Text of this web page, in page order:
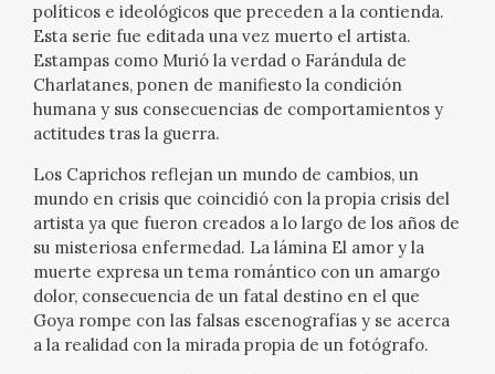
SALA DE PRENSA
BLOG CUADERNO ITALIANO
FRANCISCO DE GOYA
BIOGRAFÍA
EL VIAJE DE GOYA
políticos e ideológicos que preceden a la contienda.
Esta serie fue editada una vez muerto el artista.
Estampas como Murió la verdad o Farándula de
Charlatanes, ponen de manifiesto la condición
humana y sus consecuencias de comportamientos y
actitudes tras la guerra.
Los Caprichos reflejan un mundo de cambios, un
mundo en crisis que coincidió con la propia crisis del
artista ya que fueron creados a lo largo de los años de
su misteriosa enfermedad. La lámina El amor y la
muerte expresa un tema romántico con un amargo
dolor, consecuencia de un fatal destino en el que
Goya rompe con las falsas escenografías y se acerca
a la realidad con la mirada propia de un fotógrafo.